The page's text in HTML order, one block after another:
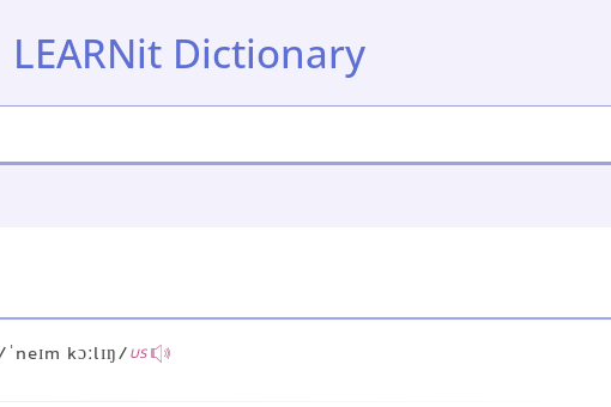
LEARNit Dictionary
kɔːlɪŋ/US